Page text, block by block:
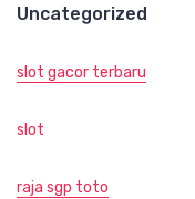
Uncategorized
slot gacor terbaru
slot
raja sgp toto